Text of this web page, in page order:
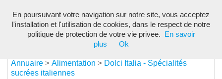
Annuaire > Alimentation > Dolci Italia - Spécialités
sucrées italiennes
En poursuivant votre navigation sur notre site, vous acceptez
l'installation et l'utilisation de cookies, dans le respect de notre
politique de protection de votre vie privee.
En savoir
plus
Ok